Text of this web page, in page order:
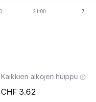
Kaikkien aikojen huippu
3.62